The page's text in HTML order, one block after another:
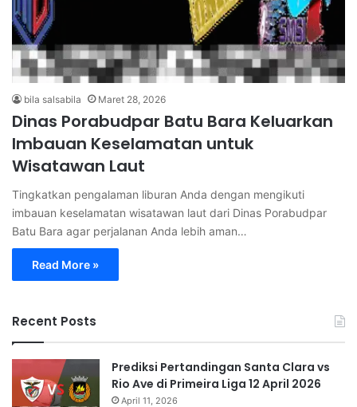
bila salsabila Maret 28, 2026
Dinas Porabudpar Batu Bara Keluarkan
Imbauan Keselamatan untuk
Wisatawan Laut
Tingkatkan pengalaman liburan Anda dengan mengikuti
imbauan keselamatan wisatawan laut dari Dinas Porabudpar
Batu Bara agar perjalanan Anda lebih aman…
Read More »
Recent Posts
Prediksi Pertandingan Santa Clara vs
Rio Ave di Primeira Liga 12 April 2026
April 11, 2026